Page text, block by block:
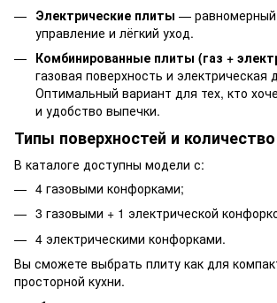
Электрические плиты — равномерный
управление и лёгкий уход.
Комбинированные плиты (газ +
газовая поверхность и электрическая
Оптимальный вариант для тех, кто
и удобство выпечки.
Типы поверхностей и
В каталоге доступны модели с:
4 газовыми конфорками;
3 газовыми + 1 электрической
4 электрическими конфорками.
Вы сможете выбрать плиту как для
просторной кухни.